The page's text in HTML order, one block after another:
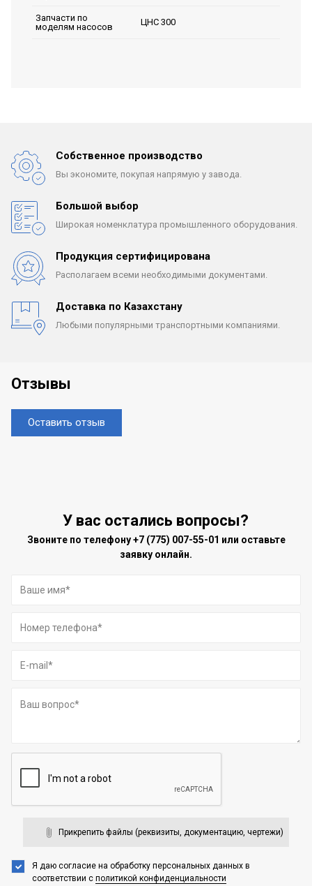
Запчасти по
моделям насосов
ЦНС 300
Собственное производство
Вы экономите, покупая напрямую у завода.
Большой выбор
Широкая номенклатура промышленного оборудования.
Продукция сертифицирована
Располагаем всеми необходимыми документами.
Доставка по Казахстану
Любыми популярными транспортными компаниями.
Отзывы
Оставить отзыв
У вас остались вопросы?
Звоните по телефону+7 (775) 007-55-01 или оставьте
заявку онлайн.
Прикрепить файлы (реквизиты, документацию, чертежи)
Я даю согласие на обработку персональных данных в
соответствии с политикой конфиденциальности